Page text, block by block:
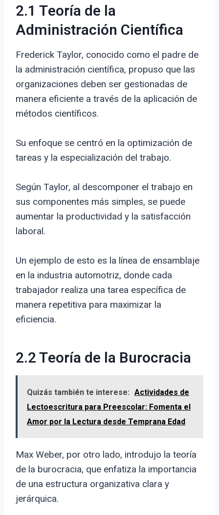
2.1 Teoría de la
Administración Científica
Frederick Taylor, conocido como el padre de
la administración científica, propuso que las
organizaciones deben ser gestionadas de
manera eficiente a través de la aplicación de
métodos científicos.
Su enfoque se centró en la optimización de
tareas y la especialización del trabajo.
Según Taylor, al descomponer el trabajo en
sus componentes más simples, se puede
aumentar la productividad y la satisfacción
laboral.
Un ejemplo de esto es la línea de ensamblaje
en la industria automotriz, donde cada
trabajador realiza una tarea específica de
manera repetitiva para maximizar la
eficiencia.
2.2 Teoría de la Burocracia
Quizás también te interese: Actividades de
Lectoescritura para Preescolar: Fomenta el
Amor por la Lectura desde Temprana Edad
Max Weber, por otro lado, introdujo la teoría
de la burocracia, que enfatiza la importancia
de una estructura organizativa clara y
jerárquica.